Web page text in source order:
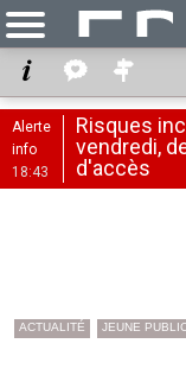
Alerte
info
18:43
Risques
vendredi,
d'accès
ACTUALITÉ JEUNE